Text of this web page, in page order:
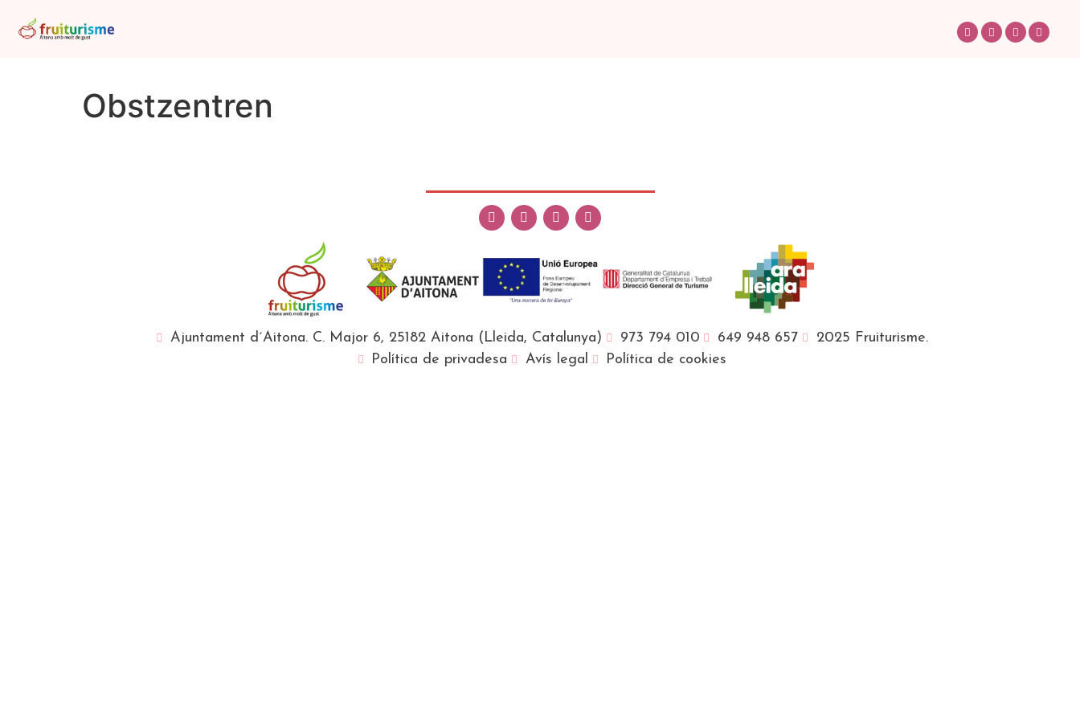
Obstzentren
Ajuntament d´Aitona. C. Major 6, 25182 Aitona (Lleida, Catalunya) 973 794 010 649 948 657
2025 Fruiturisme.
Política de privadesa
Avís legal Política de cookies